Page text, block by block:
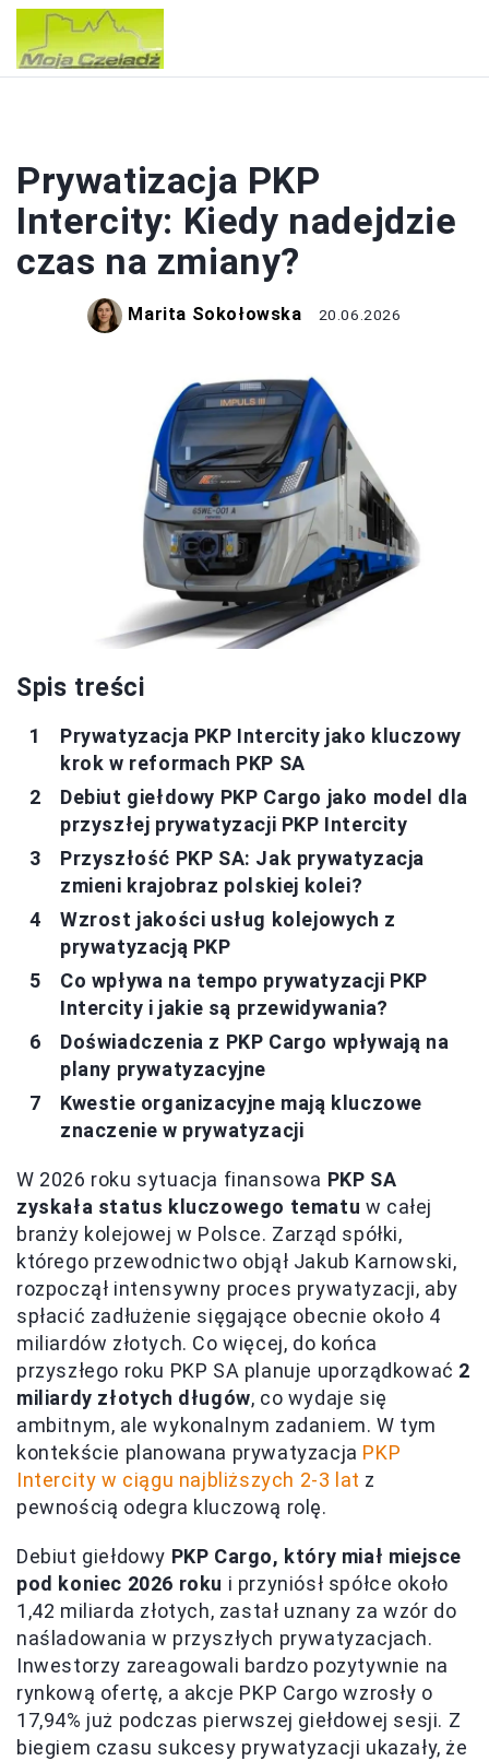
Prywatizacja PKP
Intercity: Kiedy nadejdzie
czas na zmiany?
Marita Sokołowska 20.06.2026
Spis treści
Prywatyzacja PKP Intercity jako kluczowy
krok w reformach PKP SA
Debiut giełdowy PKP Cargo jako model dla
przyszłej prywatyzacji PKP Intercity
Przyszłość PKP SA: Jak prywatyzacja
zmieni krajobraz polskiej kolei?
Wzrost jakości usług kolejowych z
prywatyzacją PKP
Co wpływa na tempo prywatyzacji PKP
Intercity i jakie są przewidywania?
Doświadczenia z PKP Cargo wpływają na
plany prywatyzacyjne
Kwestie organizacyjne mają kluczowe
znaczenie w prywatyzacji
W 2026 roku sytuacja finansowa PKP SA
zyskała status kluczowego tematu w całej
branży kolejowej w Polsce. Zarząd spółki,
którego przewodnictwo objął Jakub Karnowski,
rozpoczął intensywny proces prywatyzacji, aby
spłacić zadłużenie sięgające obecnie około 4
miliardów złotych. Co więcej, do końca
przyszłego roku PKP SA planuje uporządkować 2
miliardy złotych długów, co wydaje się
ambitnym, ale wykonalnym zadaniem. W tym
kontekście planowana prywatyzacja PKP
Intercity w ciągu najbliższych 2-3 lat z
pewnością odegra kluczową rolę.
Debiut giełdowy PKP Cargo, który miał miejsce
pod koniec 2026 roku i przyniósł spółce około
1,42 miliarda złotych, zastał uznany za wzór do
naśladowania w przyszłych prywatyzacjach.
Inwestorzy zareagowali bardzo pozytywnie na
rynkową ofertę, a akcje PKP Cargo wzrosły o
17,94% już podczas pierwszej giełdowej sesji. Z
biegiem czasu sukcesy prywatyzacji ukazały, że